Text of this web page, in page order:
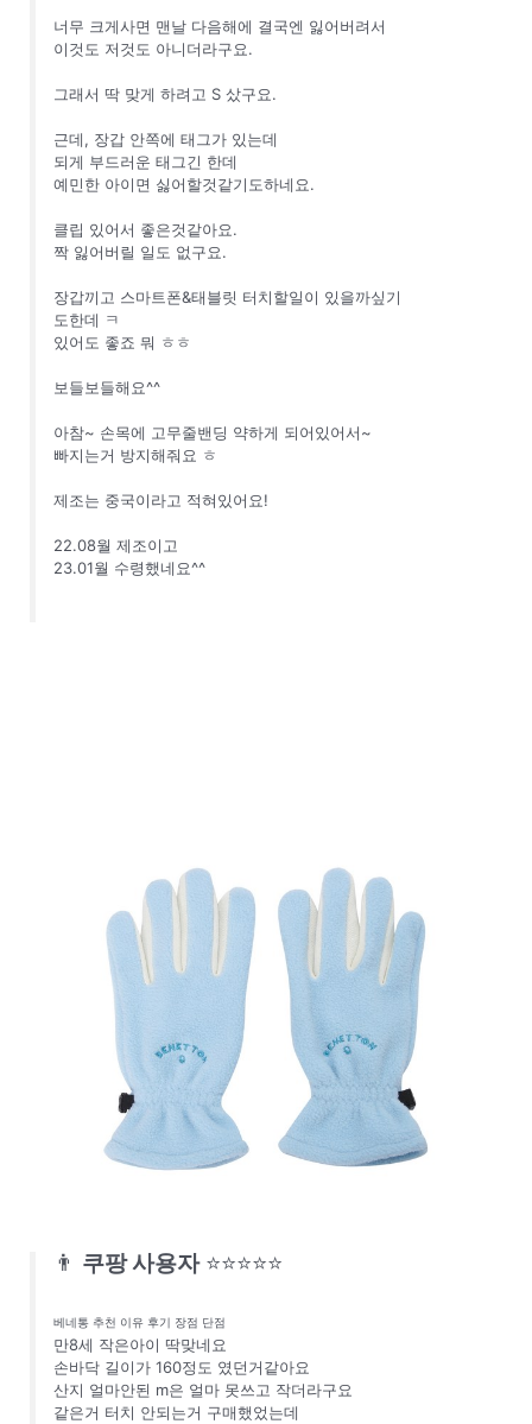
너무 크게사면 맨날 다음해에 결국엔 잃어버려서
이것도 저것도 아니더라구요.
그래서 딱 맞게 하려고 S 샀구요.
근데, 장갑 안쪽에 태그가 있는데
되게 부드러운 태그긴 한데
예민한 아이면 싫어할것같기도하네요.
클립 있어서 좋은것같아요.
짝 잃어버릴 일도 없구요.
장갑끼고 스마트폰&태블릿 터치할일이 있을까싶기
도한데 ㅋ
있어도 좋죠 뭐 ㅎㅎ
보들보들해요^^
아참~ 손목에 고무줄밴딩 약하게 되어있어서~
빠지는거 방지해줘요 ㅎ
제조는 중국이라고 적혀있어요!
22.08월 제조이고
23.01월 수령했네요^^
👨 쿠팡 사용자 ⭐⭐⭐⭐⭐
베네통 추천 이유 후기 장점 단점
만8세 작은아이 딱맞네요
손바닥 길이가 160정도 였던거같아요
산지 얼마안된 m은 얼마 못쓰고 작더라구요
같은거 터치 안되는거 구매했었는데